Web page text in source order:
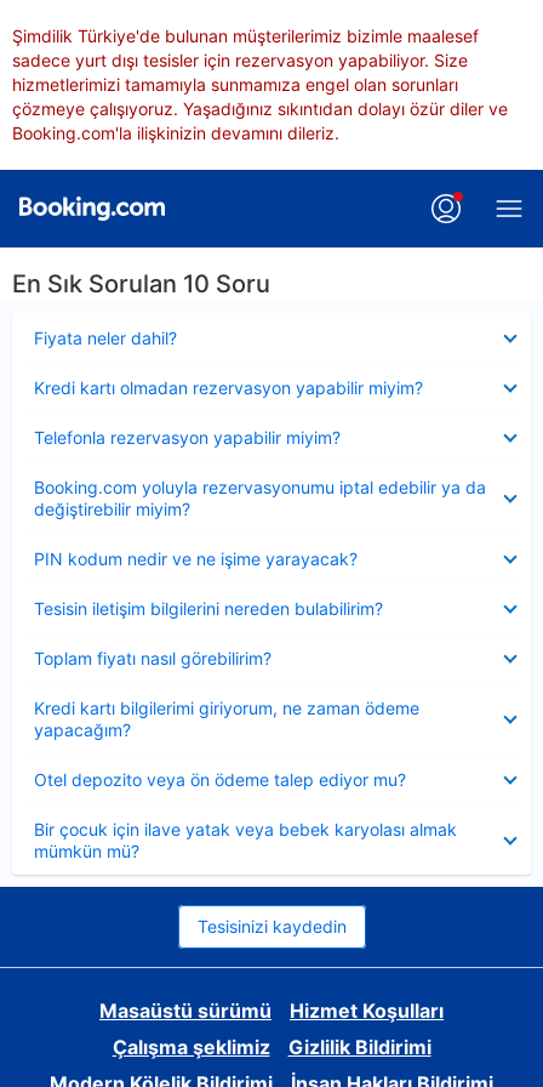
Şimdilik Türkiye'de bulunan müşterilerimiz bizimle maalesef
sadece yurt dışı tesisler için rezervasyon yapabiliyor. Size
hizmetlerimizi tamamıyla sunmamıza engel olan sorunları
çözmeye çalışıyoruz. Yaşadığınız sıkıntıdan dolayı özür diler ve
Booking.com'la ilişkinizin devamını dileriz.
En Sık Sorulan 10 Soru
Fiyata neler dahil?
Kredi kartı olmadan rezervasyon yapabilir miyim?
Telefonla rezervasyon yapabilir miyim?
Booking.com yoluyla rezervasyonumu iptal edebilir ya da
değiştirebilir miyim?
PIN kodum nedir ve ne işime yarayacak?
Tesisin iletişim bilgilerini nereden bulabilirim?
Toplam fiyatı nasıl görebilirim?
Kredi kartı bilgilerimi giriyorum, ne zaman ödeme
yapacağım?
Otel depozito veya ön ödeme talep ediyor mu?
Bir çocuk için ilave yatak veya bebek karyolası almak
mümkün mü?
Tesisinizi kaydedin
Masaüstü sürümü
Hizmet Koşulları
Çalışma şeklimiz
Gizlilik Bildirimi